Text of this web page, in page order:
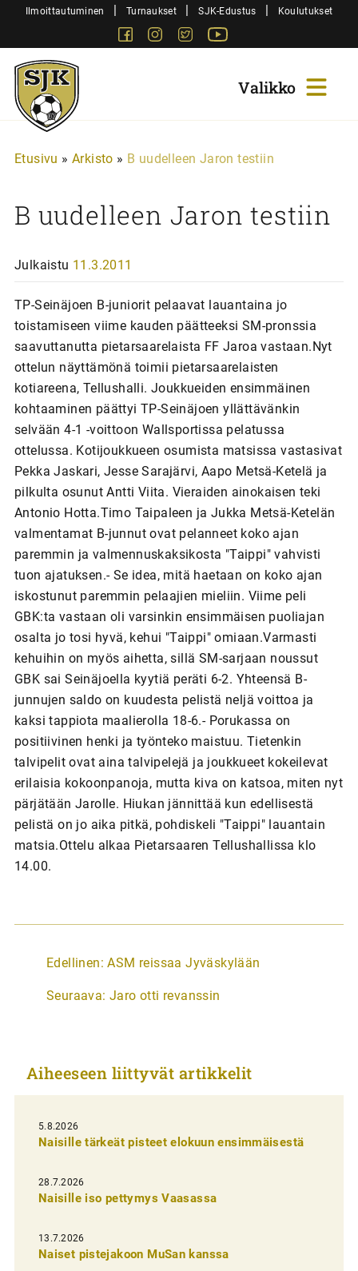
SiirryIlmoittautuminen | Turnaukset | SJK-Edustus | Koulutukset
FacebookInstagram
Twitter
Sjk-
Juniorit
Etusivu » Arkisto » B uudelleen Jaron testiin
B uudelleen Jaron testiin
Julkaistu 11.3.2011
TP-Seinäjoen B-juniorit pelaavat lauantaina jo
toistamiseen viime kauden päätteeksi SM-pronssia
saavuttanutta pietarsaarelaista FF Jaroa vastaan.Nyt
ottelun näyttämönä toimii pietarsaarelaisten
kotiareena, Tellushalli. Joukkueiden ensimmäinen
kohtaaminen päättyi TP-Seinäjoen yllättävänkin
selvään 4-1 -voittoon Wallsportissa pelatussa
ottelussa. Kotijoukkueen osumista matsissa vastasivat
Pekka Jaskari, Jesse Sarajärvi, Aapo Metsä-Ketelä ja
pilkulta osunut Antti Viita. Vieraiden ainokaisen teki
Antonio Hotta.Timo Taipaleen ja Jukka Metsä-Ketelän
valmentamat B-junnut ovat pelanneet koko ajan
paremmin ja valmennuskaksikosta "Taippi" vahvisti
tuon ajatuksen.- Se idea, mitä haetaan on koko ajan
iskostunut paremmin pelaajien mieliin. Viime peli
GBK:ta vastaan oli varsinkin ensimmäisen puoliajan
osalta jo tosi hyvä, kehui "Taippi" omiaan.Varmasti
kehuihin on myös aihetta, sillä SM-sarjaan noussut
GBK sai Seinäjoella kyytiä peräti 6-2. Yhteensä B-
junnujen saldo on kuudesta pelistä neljä voittoa ja
kaksi tappiota maalierolla 18-6.- Porukassa on
positiivinen henki ja työnteko maistuu. Tietenkin
talvipelit ovat aina talvipelejä ja joukkueet kokeilevat
erilaisia kokoonpanoja, mutta kiva on katsoa, miten nyt
pärjätään Jarolle. Hiukan jännittää kun edellisestä
pelistä on jo aika pitkä, pohdiskeli "Taippi" lauantain
matsia.Ottelu alkaa Pietarsaaren Tellushallissa klo
14.00.
A
t
k
e
l
i
e
n
e
Edellinen: ASM reissaa Jyväskylään
Seuraava: Jaro otti revanssin
Aiheeseen liittyvät artikkelit
5.8.2026
Naisille tärkeät pisteet elokuun ensimmäisestä
28.7.2026
Naisille iso pettymys Vaasassa
13.7.2026
Naiset pistejakoon MuSan kanssa